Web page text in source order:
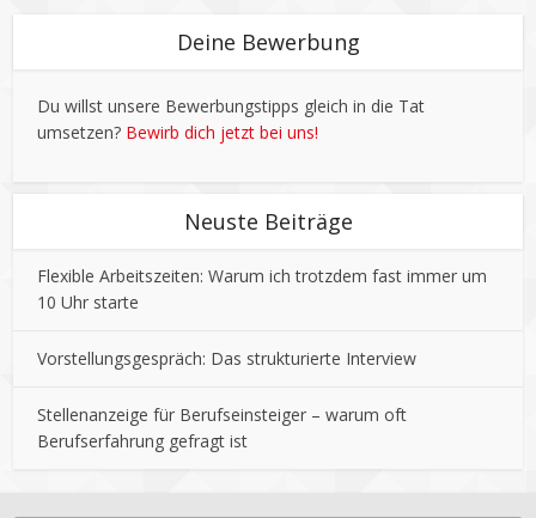
Deine Bewerbung
Du willst unsere Bewerbungstipps gleich in die Tat
umsetzen? Bewirb dich jetzt bei uns!
Neuste Beiträge
Flexible Arbeitszeiten: Warum ich trotzdem fast immer um
10 Uhr starte
Vorstellungsgespräch: Das strukturierte Interview
Stellenanzeige für Berufseinsteiger – warum oft
Berufserfahrung gefragt ist